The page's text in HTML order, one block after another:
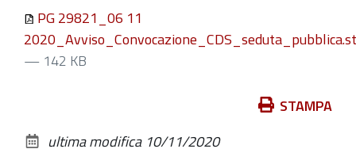
PG 29821_06 11
— 142 KB
documento
STAMPA
ultima modifica 10/11/2020